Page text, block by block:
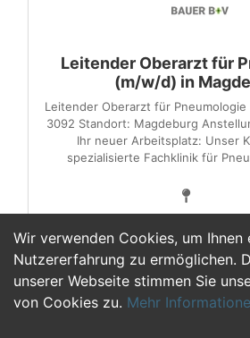
Wir verwenden Cookies, um Ihnen
Nutzererfahrung zu ermöglichen.
unserer Webseite stimmen Sie
von Cookies zu. Mehr
Leitender Oberarzt für
(m/w/d) in
Leitender Oberarzt für
3092 Standort: Magdeburg
Ihr neuer Arbeitsplatz: Unser
spezialisierte Fachklinik für
< 1 2 3 4